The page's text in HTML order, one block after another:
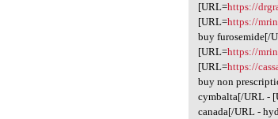
[URL=https://
[URL=https://
buy furosemide[/
[URL=https://
[URL=https://
buy non
cymbalta[/URL -
canada[/URL -